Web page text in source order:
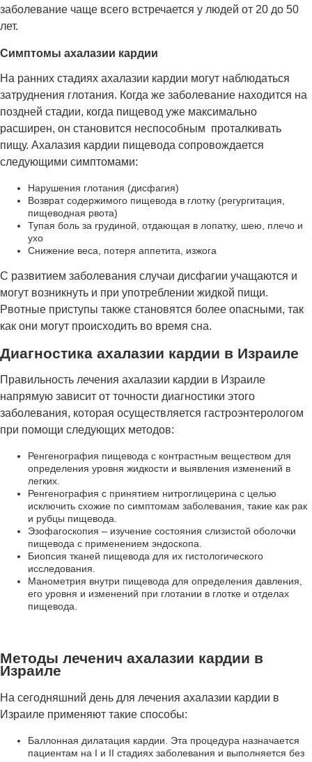
заболевание чаще всего встречается у людей от 20 до 50
лет.
Симптомы ахалазии кардии
На ранних стадиях ахалазии кардии могут наблюдаться
затруднения глотания. Когда же заболевание находится на
поздней стадии, когда пищевод уже максимально
расширен, он становится неспособным проталкивать
пищу. Ахалазия кардии пищевода сопровождается
следующими симптомами:
Нарушения глотания (дисфагия)
Возврат содержимого пищевода в глотку (регургитация,
пищеводная рвота)
Тупая боль за грудиной, отдающая в лопатку, шею, плечо и
ухо
Снижение веса, потеря аппетита, изжога
С развитием заболевания случаи дисфагии учащаются и
могут возникнуть и при употреблении жидкой пищи.
Рвотные приступы также становятся более опасными, так
как они могут происходить во время сна.
Диагностика ахалазии кардии в Израиле
Правильность лечения ахалазии кардии в Израиле
напрямую зависит от точности диагностики этого
заболевания, которая осуществляется гастроэнтерологом
при помощи следующих методов:
Ренгенография пищевода с контрастным веществом для
определения уровня жидкости и выявления изменений в
легких.
Ренгенография с принятием нитроглицерина с целью
исключить схожие по симптомам заболевания, такие как рак
и рубцы пищевода.
Эзофагоскопия – изучение состояния слизистой оболочки
пищевода с применением эндоскопа.
Биопсия тканей пищевода для их гистологического
исследования.
Манометрия внутри пищевода для определения давления,
его уровня и изменений при глотании в глотке и отделах
пищевода.
Методы леченич ахалазии кардии в
Израиле
На сегодняшний день для лечения ахалазии кардии в
Израиле применяют такие способы:
Баллонная дилатация кардии. Эта процедура назначается
пациентам на I и II стадиях заболевания и выполняется без